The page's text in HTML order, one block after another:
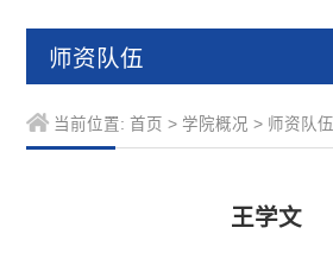
师资队伍
当前位置: 首页 > 学院概况 > 师资队伍
王学文